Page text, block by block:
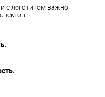
с логотипом важно